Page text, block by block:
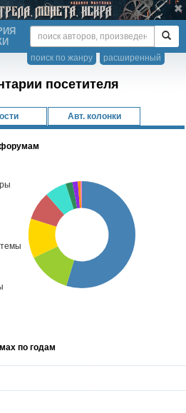
расширенный
поиск по жанру
посетителя
Авт. колонки
по годам